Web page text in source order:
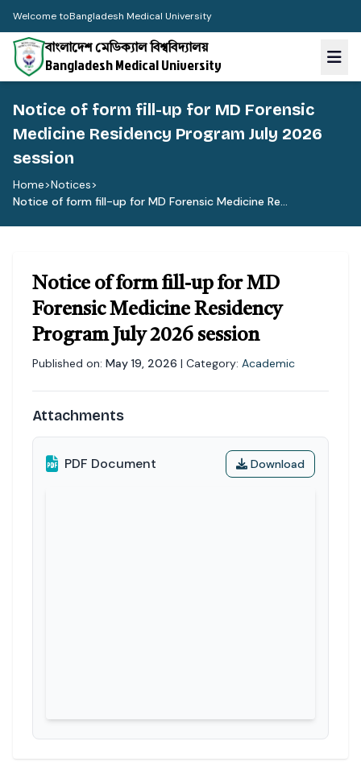
Welcome toBangladesh Medical University
বাংলাদেশ মেডিক্যাল বিশ্ববিদ্যালয়
Bangladesh Medical University
Notice of form fill-up for MD Forensic
Medicine Residency Program July 2026
session
Home>Notices>
Notice of form fill-up for MD Forensic Medicine Re...
Notice of form fill-up for MD
Forensic Medicine Residency
Program July 2026 session
Published on: May 19, 2026 | Category: Academic
Attachments
PDF Document Download